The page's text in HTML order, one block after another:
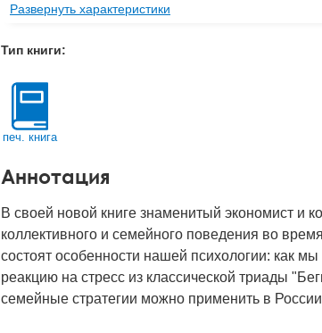
Издательство
АСТ
Тип обложки
Кол-во стр
ISBN
Код
29522
Развернуть характеристики
Тип книги:
печ. книга
Аннотация
В своей новой книге знаменитый экономист и
коллективного и семейного поведения во
состоят особенности нашей психологии: как
реакцию на стресс из классической триады
семейные стратегии можно применить в